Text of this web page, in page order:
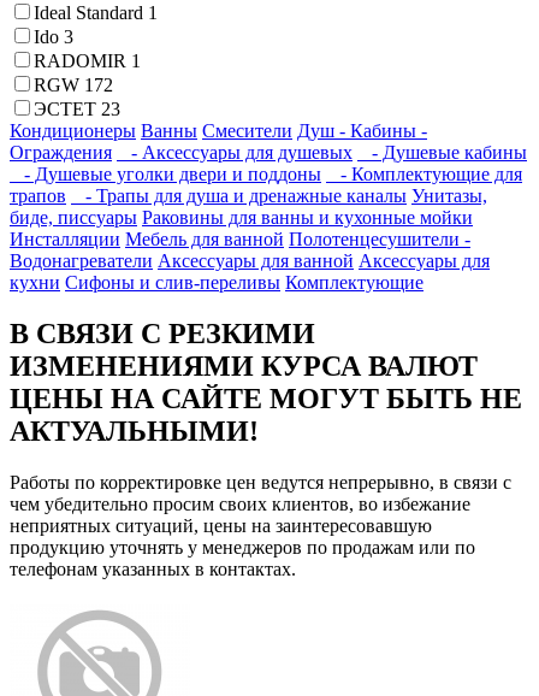
Ideal Standard 1
Ido 3
RADOMIR 1
RGW 172
ЭСТЕТ 23
Кондиционеры Ванны Смесители Душ - Кабины -
Ограждения
- Аксессуары для душевых
- Душевые кабины
- Душевые уголки двери и поддоны
- Комплектующие для
трапов
- Трапы для душа и дренажные каналы Унитазы,
биде, писсуары Раковины для ванны и кухонные мойки
Инсталляции Мебель для ванной Полотенцесушители -
Водонагреватели Аксессуары для ванной Аксессуары для
кухни Сифоны и слив-переливы Комплектующие
В СВЯЗИ С РЕЗКИМИ
ИЗМЕНЕНИЯМИ КУРСА ВАЛЮТ
ЦЕНЫ НА САЙТЕ МОГУТ БЫТЬ НЕ
АКТУАЛЬНЫМИ!
Работы по корректировке цен ведутся непрерывно, в связи с
чем убедительно просим своих клиентов, во избежание
неприятных ситуаций, цены на заинтересовавшую
продукцию уточнять у менеджеров по продажам или по
телефонам указанных в контактах.